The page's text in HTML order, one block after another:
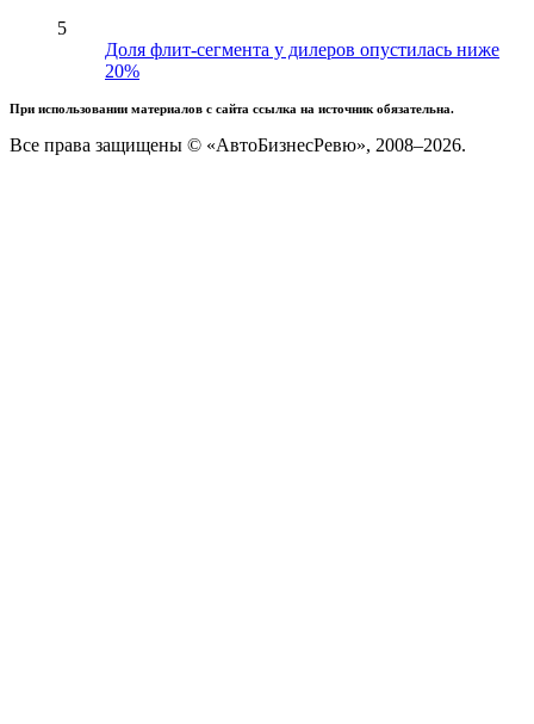
5
Доля флит-сегмента у дилеров опустилась ниже
20%
При использовании материалов с сайта ссылка на источник обязательна.
Все права защищены © «АвтоБизнесРевю», 2008–2026.